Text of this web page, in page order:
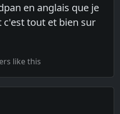
en anglais que je
c'est tout et bien sur
like this